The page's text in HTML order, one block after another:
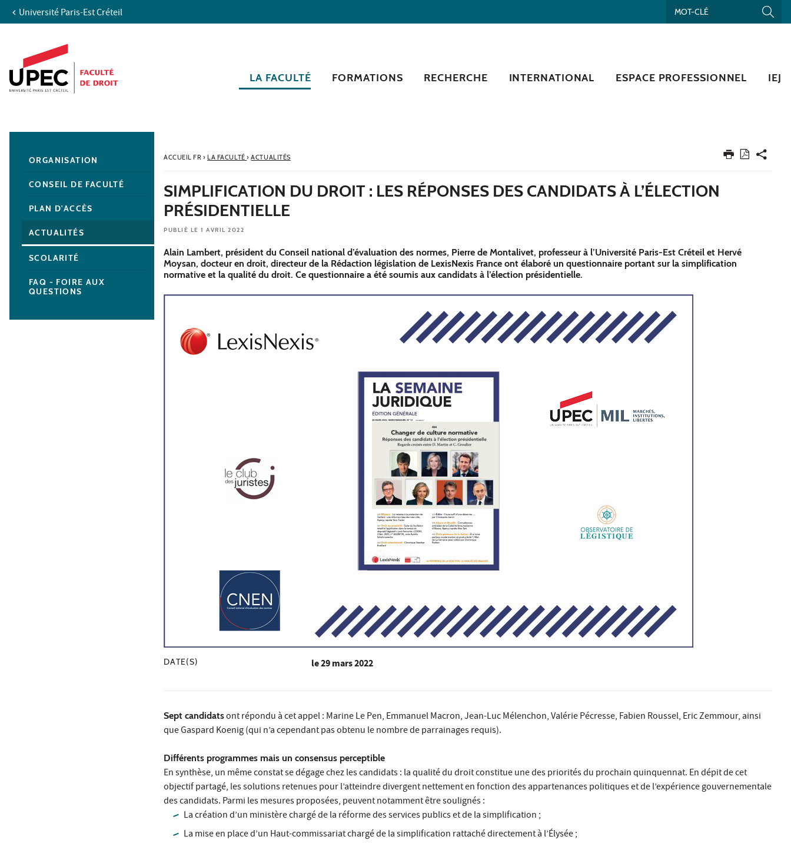
Aller au contenu
Accès directs
Recherche
Navigation secondaire
Université Paris-Est Créteil
LA FACULTÉ FORMATIONS RECHERCHE INTERNATIONAL ESPACE PROFESSIONNEL IEJ
ACCUEIL FR› LA FACULTÉ› ACTUALITÉS
SIMPLIFICATION DU DROIT : LES RÉPONSES DES CANDIDATS À L’ÉLECTION
PRÉSIDENTIELLE
PUBLIÉ LE 1 AVRIL 2022
Alain Lambert, président du Conseil national d’évaluation des normes, Pierre de Montalivet, professeur à l’Université Paris-Est Créteil et Hervé
Moysan, docteur en droit, directeur de la Rédaction législation de LexisNexis France ont élaboré un questionnaire portant sur la simplification
normative et la qualité du droit. Ce questionnaire a été soumis aux candidats à l’élection présidentielle.
DATE(S) le29 mars 2022
Sept candidatsont répondu à cet appel : Marine Le Pen, Emmanuel Macron, Jean-Luc Mélenchon, Valérie Pécresse, Fabien Roussel, Eric Zemmour, ainsi
que Gaspard Koenig (qui n’a cependant pas obtenu le nombre de parrainages requis).
Différents programmes mais un consensus perceptible
En synthèse, un même constat se dégage chez les candidats : la qualité du droit constitue une des priorités du prochain quinquennat. En dépit de cet
objectif partagé, les solutions retenues pour l’atteindre divergent nettement en fonction des appartenances politiques et de l’expérience gouvernementale
des candidats. Parmi les mesures proposées, peuvent notamment être soulignés :
La création d’un ministère chargé de la réforme des services publics et de la simplification ;
La mise en place d’un Haut-commissariat chargé de la simplification rattaché directement à l’Élysée ;
ORGANISATION
CONSEIL DE FACULTÉ
PLAN D'ACCÈS
ACTUALITÉS
SCOLARITÉ
FAQ - FOIRE AUX
QUESTIONS